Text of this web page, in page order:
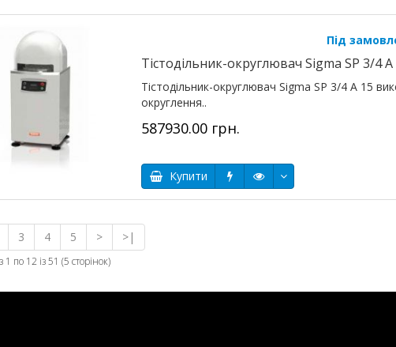
Під
Тістодільник-округлювач Sigma SP 3/4 A
Тістодільник-округлювач Sigma SP 3/4 A 15
округлення..
587930.00 грн.
Купити
3 4 5 > >|
1 по 12 із 51 (5 сторінок)